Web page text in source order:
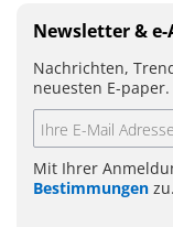
Newsletter & e-
Nachrichten,
neuesten E-paper.
Mit Ihrer
Bestimmungen zu.